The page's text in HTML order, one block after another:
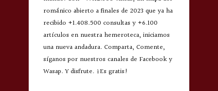
románico abierto a finales de 2023 que ya ha
recibido +1.408.500 consultas y +6.100
artículos en nuestra hemeroteca, iniciamos
una nueva andadura. Comparta, Comente,
síganos por nuestros canales de Facebook y
Wasap. Y disfrute. ¡Es gratis!